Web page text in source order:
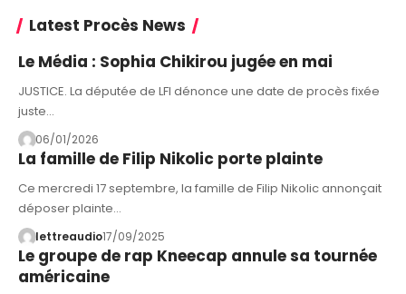
Latest Procès News
Le Média : Sophia Chikirou jugée en mai
JUSTICE. La députée de LFI dénonce une date de procès fixée
juste…
06/01/2026
La famille de Filip Nikolic porte plainte
Ce mercredi 17 septembre, la famille de Filip Nikolic annonçait
déposer plainte…
lettreaudio17/09/2025
Le groupe de rap Kneecap annule sa tournée
américaine